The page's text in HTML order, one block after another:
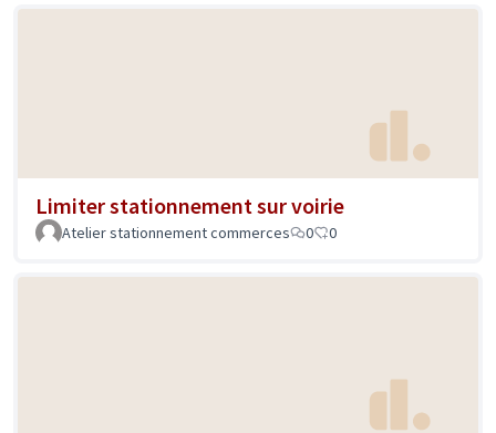
Limiter stationnement sur voirie
Atelier stationnement commerces 0 0